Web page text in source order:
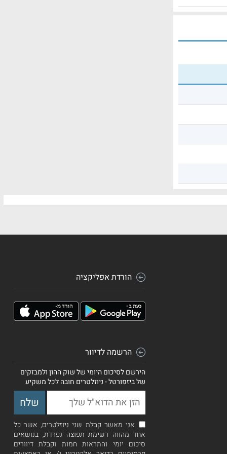
הורדת אפליקציה
הרשמה לדיוור
הירשם לסיכום היומי של שוק ההון ולמבזקים
של ביזפורטל - ניוזלטרים חובה לכל משקיע
אני מאשר קבלת שני ניוזלטרים, אשר כל
אחד מהווה רשימת תפוצה נפרדת, בנושאים
סיכום יומי והתראות חמות וקבלת דיוורים